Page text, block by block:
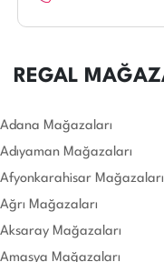
REGAL
Adana Mağazaları
Adıyaman Mağazaları
Afyonkarahisar Mağazaları
Ağrı Mağazaları
Aksaray Mağazaları
Amasya Mağazaları